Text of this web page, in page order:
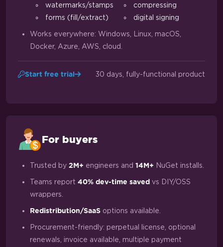
watermarks/stamps
forms (fill/extract)
compressing
digital signing
Works everywhere: Windows, Linux, macOS,
Docker, Azure, AWS, cloud.
Start free trial 30 days, fully-functional product
For buyers
Trusted by 2M+ engineers and 14M+ NuGet installs.
Teams report 40% dev-time saved vs DIY/OSS
wrappers.
Redistribution/SaaS options available.
Procurement-friendly: perpetual license, optional
renewals, invoice available, multiple payment